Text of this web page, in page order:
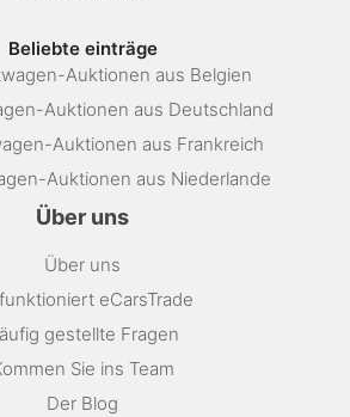
Beliebte einträge
Auktionen aus Belgien
Auktionen aus Deutschland
Auktionen aus Frankreich
Auktionen aus Niederlande
Über uns
Über uns
eCarsTrade
gestellte Fragen
Sie ins Team
Der Blog